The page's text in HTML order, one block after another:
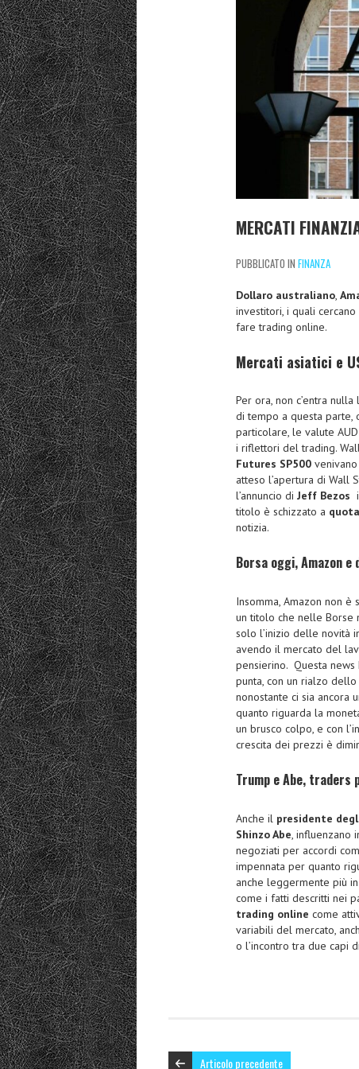
MERCATI
PUBBLICATO IN FINANZA
Dollaro australiano,
investitori, i quali
fare trading online.
Mercati asiatici e
Per ora, non c’entra
di tempo a questa
particolare, le valute
i riflettori del trading.
Futures SP500
atteso l’apertura di Wall
l’annuncio di Jeff Bezos
titolo è schizzato a
notizia.
Borsa oggi, Amazon
Insomma, Amazon non è
un titolo che nelle Borse
solo l’inizio delle novità
avendo il mercato del
pensierino. Questa
punta, con un rialzo
nonostante ci sia ancora
quanto riguarda la
un brusco colpo, e con
crescita dei prezzi è
Trump e Abe, traders
Anche il presidente
Shinzo Abe, influenzano
negoziati per accordi
impennata per quanto
anche leggermente più
come i fatti descritti nei
trading online come
variabili del mercato,
o l’incontro tra due capi
Articolo precedente